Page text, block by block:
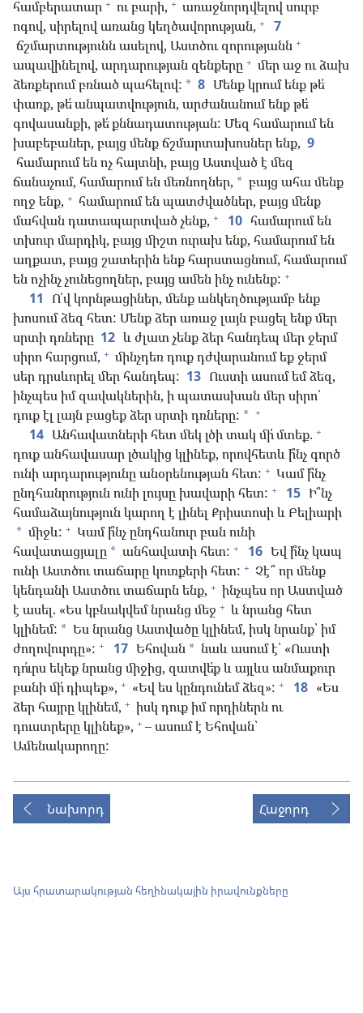
համբերատար + ու բարի, + առաջնորդվելով սուրբ
ոգով, սիրելով առանց կեղծավորության, +
7
ճշմարտությունն ասելով, Աստծու զորությանն +
ապավինելով, արդարության զենքերը + մեր աջ ու ձախ
ձեռքերում բռնած պահելով: * 8 Մենք կրում ենք թե՛
փառք, թե՛ անպատվություն, արժանանում ենք թե՛
գովասանքի, թե՛ քննադատության: Մեզ համարում են
խաբեբաներ, բայց մենք ճշմարտախոսներ ենք, 9
համարում են ոչ հայտնի, բայց Աստված է մեզ
ճանաչում, համարում են մեռնողներ, * բայց ահա մենք
ողջ ենք, + համարում են պատժվածներ, բայց մենք
մահվան դատապարտված չենք, + 10 համարում են
տխուր մարդիկ, բայց միշտ ուրախ ենք, համարում են
աղքատ, բայց շատերին ենք հարստացնում, համարում
են ոչինչ չունեցողներ, բայց ամեն ինչ ունենք: +
11 Ո՛վ կորնթացիներ, մենք անկեղծությամբ ենք
խոսում ձեզ հետ: Մենք ձեր առաջ լայն բացել ենք մեր
սրտի դռները 12 և ժլատ չենք ձեր հանդեպ մեր ջերմ
սիրո հարցում, + մինչդեռ դուք դժվարանում եք ջերմ
սեր դրսևորել մեր հանդեպ: 13 Ուստի ասում եմ ձեզ,
ինչպես իմ զավակներին, ի պատասխան մեր սիրո՝
դուք էլ լայն բացեք ձեր սրտի դռները: * +
14 Անհավատների հետ մեկ լծի տակ մի՛ մտեք. +
դուք անհավասար լծակից կլինեք, որովհետև ի՞նչ գործ
ունի արդարությունը անօրենության հետ: + Կամ ի՞նչ
ընդհանրություն ունի լույսը խավարի հետ: + 15 Ի՞նչ
համաձայնություն կարող է լինել Քրիստոսի և Բելիարի
* միջև: + Կամ ի՞նչ ընդհանուր բան ունի
հավատացյալը * անհավատի հետ: + 16 Եվ ի՞նչ կապ
ունի Աստծու տաճարը կուռքերի հետ: + Չէ՞ որ մենք
կենդանի Աստծու տաճարն ենք, + ինչպես որ Աստված
է ասել. «Ես կբնակվեմ նրանց մեջ + և նրանց հետ
կլինեմ: * Ես նրանց Աստվածը կլինեմ, իսկ նրանք՝ իմ
ժողովուրդը»: + 17 Եհովան * նաև ասում է՝ «Ուստի
դո՛ւրս եկեք նրանց միջից, զատվե՛ք և այլևս անմաքուր
բանի մի՛ դիպեք», + «Եվ ես կընդունեմ ձեզ»: + 18 «Ես
ձեր հայրը կլինեմ, + իսկ դուք իմ որդիներն ու
դուստրերը կլինեք», + – ասում է Եհովան՝
Ամենակարողը:
Նախորդ Հաջորդ
Այս հրատարակության հեղինակային իրավունքները